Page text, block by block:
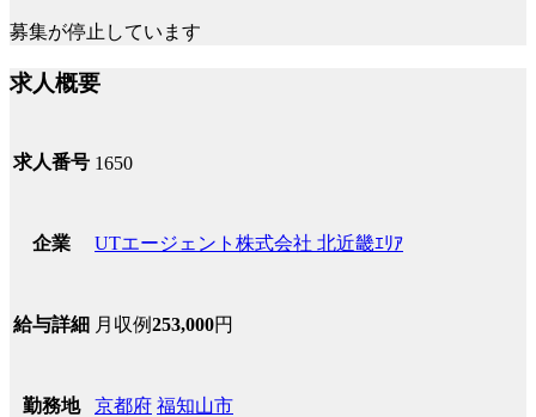
募集が停止しています
求人概要
求人番号 1650
企業 UTエージェント株式会社 北近畿ｴﾘｱ
給与詳細 月収例253,000円
勤務地 京都府 福知山市